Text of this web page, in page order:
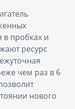
пробках и
ресурс
чем раз в 6
нового